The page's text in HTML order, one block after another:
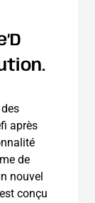
après
de
nouvel
conçu